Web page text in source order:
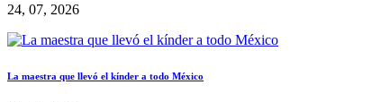
24, 07, 2026
La maestra que llevó el kínder a todo México